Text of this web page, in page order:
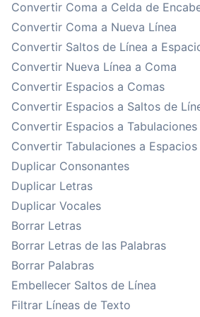
Convertir Coma a Celda de
Convertir Coma a Nueva Línea
Convertir Saltos de Línea a
Convertir Nueva Línea a Coma
Convertir Espacios a Comas
Convertir Espacios a Saltos de
Convertir Espacios a Tabulaciones
Convertir Tabulaciones a Espacios
Duplicar Consonantes
Duplicar Letras
Duplicar Vocales
Borrar Letras
Borrar Letras de las Palabras
Borrar Palabras
Embellecer Saltos de Línea
Filtrar Líneas de Texto